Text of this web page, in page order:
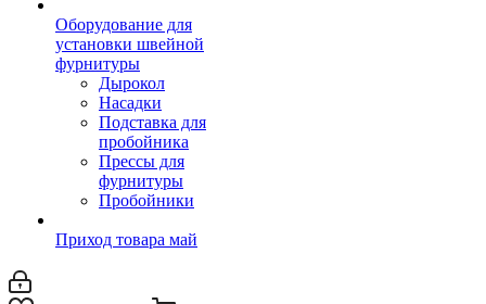
Оборудование для
установки швейной
фурнитуры
Дырокол
Насадки
Подставка для
пробойника
Прессы для
фурнитуры
Пробойники
Приход товара май